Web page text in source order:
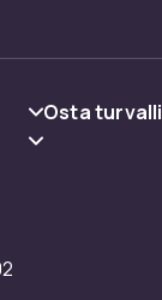
Osta